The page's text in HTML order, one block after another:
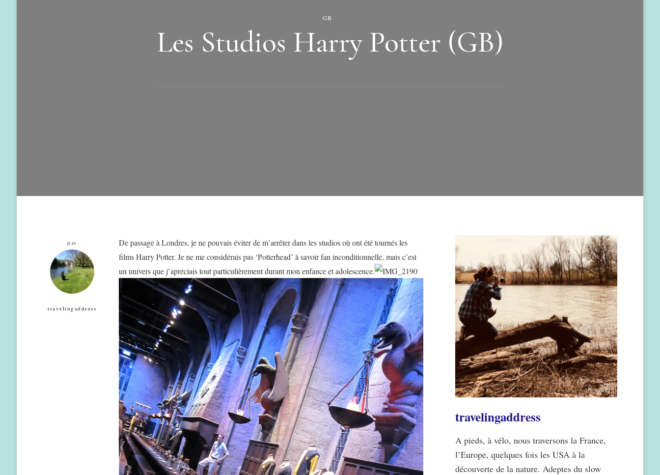
GB
Les Studios Harry Potter (GB)
par
travelingaddress
De passage à Londres, je ne pouvais éviter de m’arrêter dans les studios où ont été tournés les
films Harry Potter. Je ne me considérais pas ‘Potterhead’ à savoir fan inconditionnelle, mais c’est
un univers que j’apréciais tout particulièrement durant mon enfance et adolescence.
travelingaddress
A pieds, à vélo, nous traversons la France,
l’Europe, quelques fois les USA à la
découverte de la nature. Adeptes du slow